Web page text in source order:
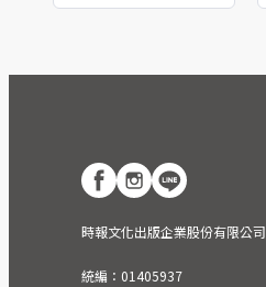
時報文化出版企業股份有限公司
統編：01405937